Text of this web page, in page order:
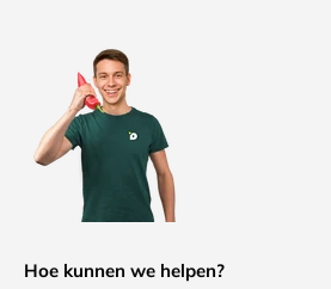
Hoe kunnen we helpen?